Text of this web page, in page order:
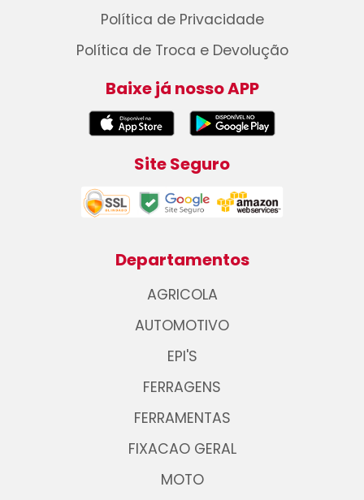
Política de Privacidade
Política de Troca e Devolução
Baixe já nosso APP
Site Seguro
Departamentos
AGRICOLA
AUTOMOTIVO
EPI'S
FERRAGENS
FERRAMENTAS
FIXACAO GERAL
MOTO